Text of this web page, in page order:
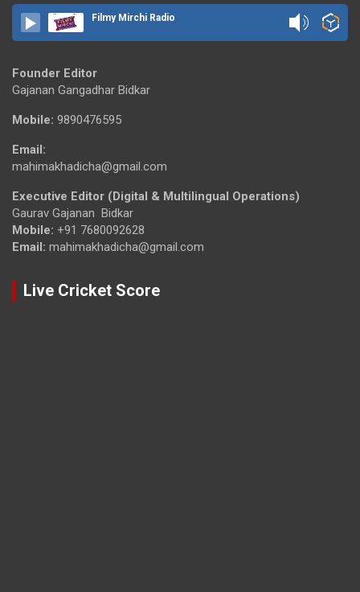
Filmy Mirchi Radio
Founder Editor
Gajanan Gangadhar Bidkar
Mobile: 9890476595
Email:
mahimakhadicha@gmail.com
Executive Editor (Digital & Multilingual Operations)
Gaurav Gajanan Bidkar
Mobile: +91 7680092628
Email: mahimakhadicha@gmail.com
Live Cricket Score